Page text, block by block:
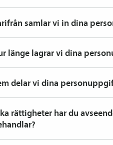
samlar vi in dina
länge lagrar vi dina
delar vi dina
rättigheter har du